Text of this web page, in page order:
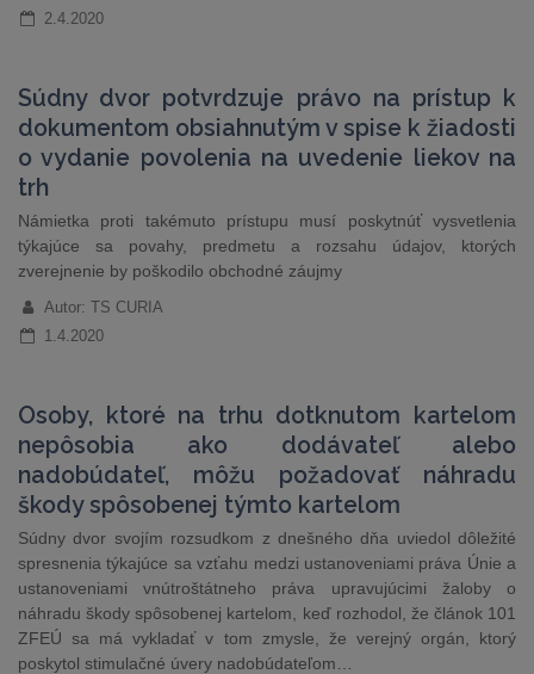
2.4.2020
Súdny dvor potvrdzuje právo na prístup k
dokumentom obsiahnutým v spise k žiadosti
o vydanie povolenia na uvedenie liekov na
trh
Námietka proti takémuto prístupu musí poskytnúť vysvetlenia
týkajúce sa povahy, predmetu a rozsahu údajov, ktorých
zverejnenie by poškodilo obchodné záujmy
Autor: TS CURIA
1.4.2020
Osoby, ktoré na trhu dotknutom kartelom
nepôsobia ako dodávateľ alebo
nadobúdateľ, môžu požadovať náhradu
škody spôsobenej týmto kartelom
Súdny dvor svojím rozsudkom z dnešného dňa uviedol dôležité
spresnenia týkajúce sa vzťahu medzi ustanoveniami práva Únie a
ustanoveniami vnútroštátneho práva upravujúcimi žaloby o
náhradu škody spôsobenej kartelom, keď rozhodol, že článok 101
ZFEÚ sa má vykladať v tom zmysle, že verejný orgán, ktorý
poskytol stimulačné úvery nadobúdateľom…